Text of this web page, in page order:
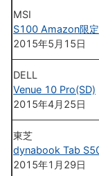
MSI
S100 Amazon限定
2015年5月15日
DELL
Venue 10 Pro(SD)
2015年4月25日
東芝
dynabook Tab
2015年1月29日